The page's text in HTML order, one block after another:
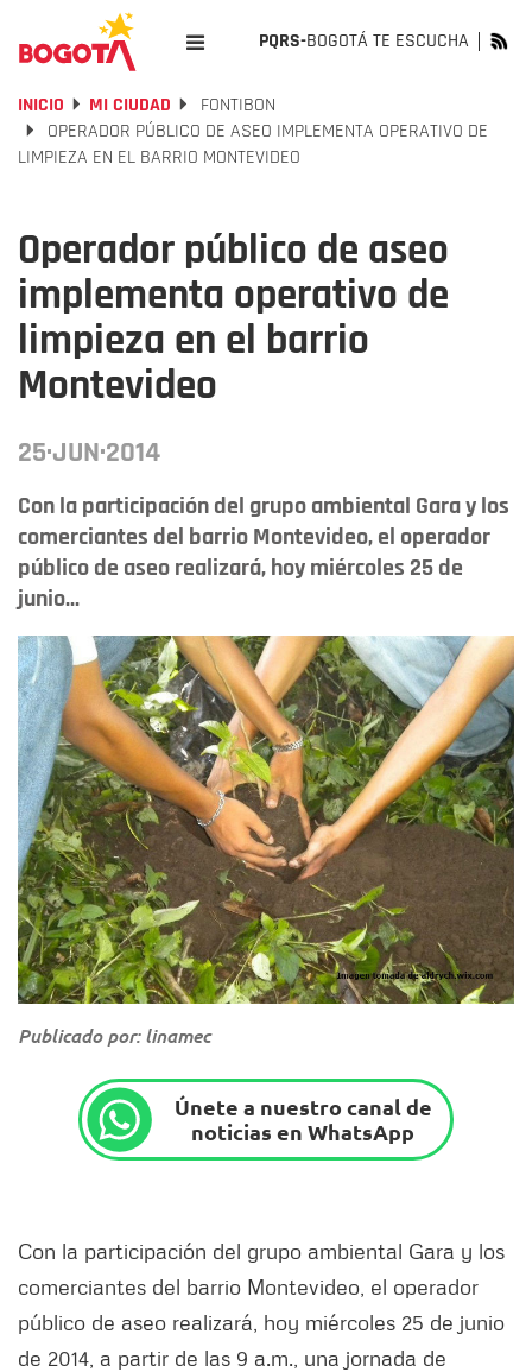
PQRS-BOGOTÁ TE ESCUCHA
INICIO MI CIUDAD
FONTIBON
OPERADOR PÚBLICO DE ASEO IMPLEMENTA OPERATIVO DE
LIMPIEZA EN EL BARRIO MONTEVIDEO
Operador público de aseo
implementa operativo de
limpieza en el barrio
Montevideo
25·JUN·2014
Con la participación del grupo ambiental Gara y los
comerciantes del barrio Montevideo, el operador
público de aseo realizará, hoy miércoles 25 de
junio...
Publicado por: linamec
Únete a nuestro canal de
noticias en WhatsApp
Con la participación del grupo ambiental Gara y los
comerciantes del barrio Montevideo, el operador
público de aseo realizará, hoy miércoles 25 de junio
de 2014, a partir de las 9 a.m., una jornada de